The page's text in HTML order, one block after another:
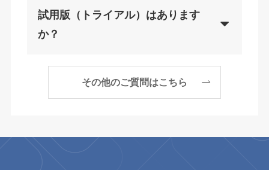
試用版（トライアル）はあります
か？
その他のご質問はこちら